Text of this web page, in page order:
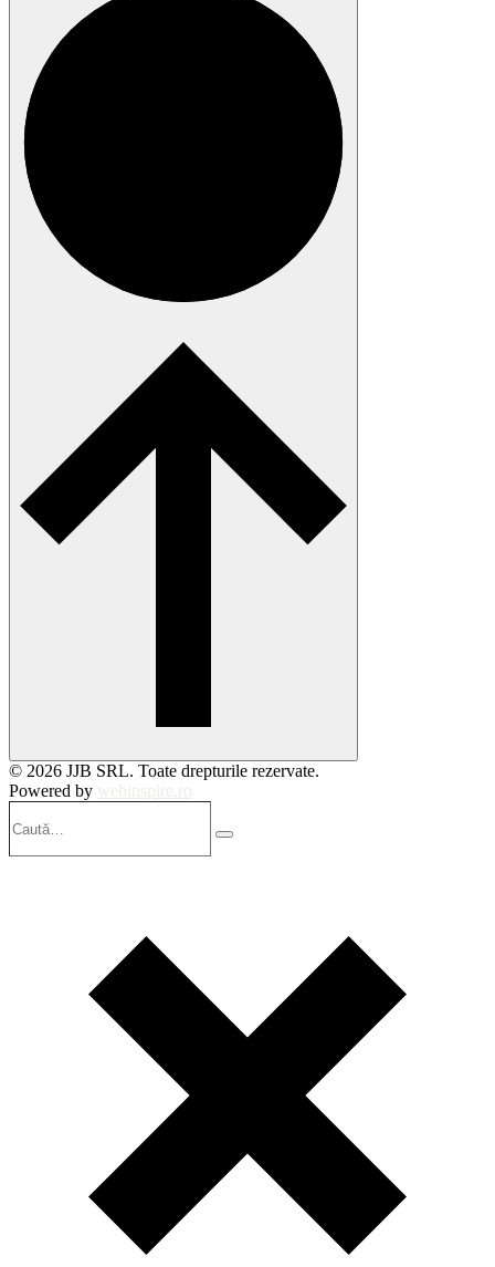
© 2026 JJB SRL. Toate drepturile rezervate.
Powered by
Search